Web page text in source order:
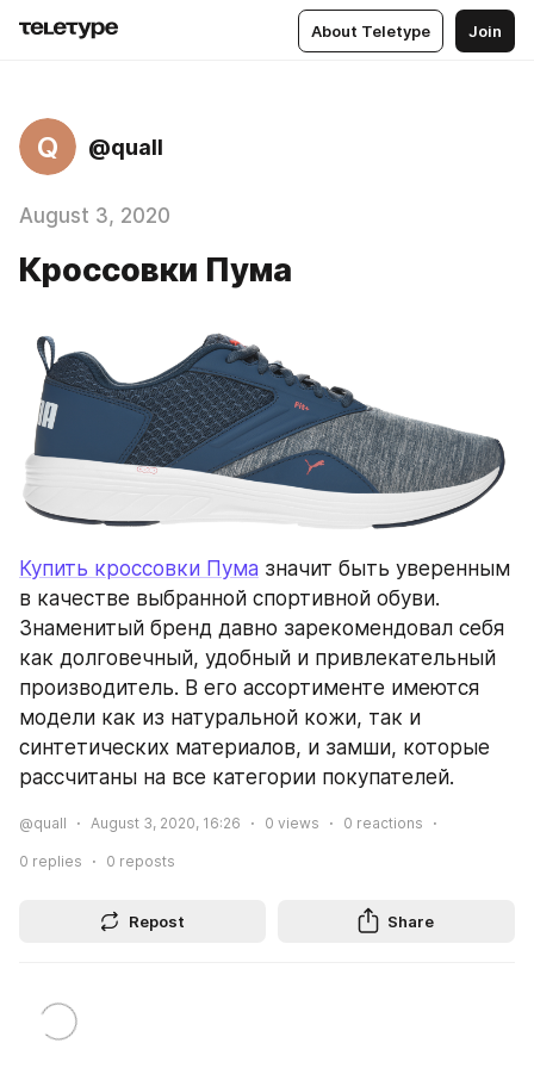
About Teletype Join
Q @quall
August 3, 2020
Кроссовки Пума
Купить кроссовки Пумa значит быть уверенным
в качестве выбранной спортивной обуви.
Знаменитый бренд давно зарекомендовал себя
как долговечный, удобный и привлекательный
производитель. В его ассортименте имеются
модели как из натуральной кожи, так и
синтетических материалов, и замши, которые
рассчитаны на все категории покупателей.
@quall August 3, 2020, 16:26 0 views 0 reactions
0 replies 0 reposts
Repost Share